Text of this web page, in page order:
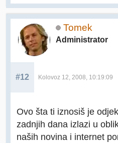
Tomek
Administrator
#12 Kolovoz 12, 2008, 10:19:09
Ovo šta ti iznosiš je
zadnjih dana izlazi u
naših novina i internet